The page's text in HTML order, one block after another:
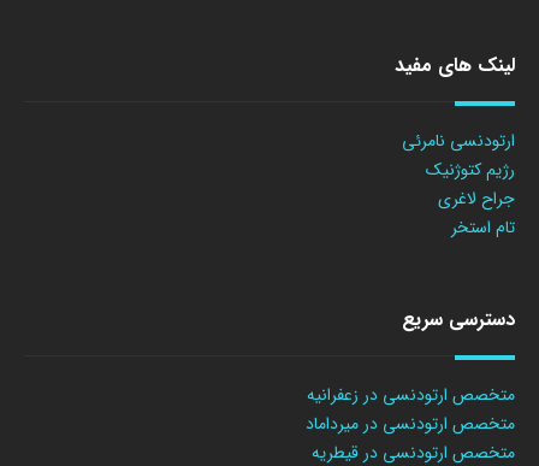
لینک های مفید
ارتودنسی نامرئی
رژیم کتوژنیک
جراح لاغری
تام استخر
دسترسی سریع
متخصص ارتودنسی در زعفرانیه
متخصص ارتودنسی در میرداماد
متخصص ارتودنسی در قیطریه